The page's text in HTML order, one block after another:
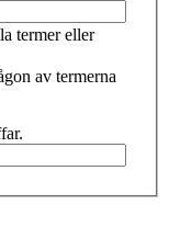
termer eller
av termerna